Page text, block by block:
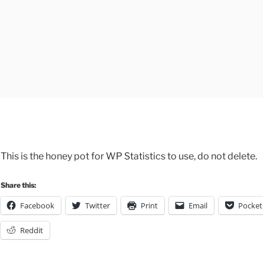
This is the honey pot for WP Statistics to use, do not delete.
Share this:
Facebook Twitter Print Email Pocket
Reddit